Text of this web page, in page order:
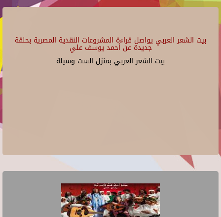
بيت الشعر العربي يواصل قراءة المشروعات النقدية المصرية بحلقة
جديدة عن أحمد يوسف علي
بيت الشعر العربي بمنزل الست وسيلة